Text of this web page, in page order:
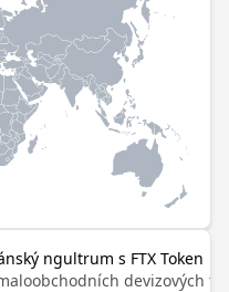
ngultrum s FTX Token
devizových